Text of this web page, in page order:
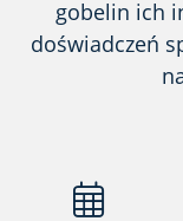
gobelin ich
doświadczeń